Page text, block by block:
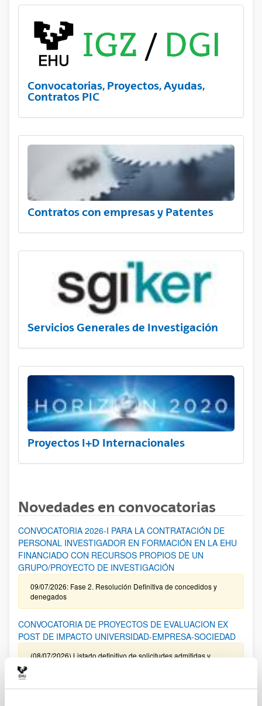
Convocatorias, Proyectos, Ayudas,
Contratos PIC
Contratos con empresas y Patentes
Servicios Generales de Investigación
Proyectos I+D Internacionales
Novedades en convocatorias
CONVOCATORIA 2026-I PARA LA CONTRATACIÓN DE
PERSONAL INVESTIGADOR EN FORMACIÓN EN LA EHU
FINANCIADO CON RECURSOS PROPIOS DE UN
GRUPO/PROYECTO DE INVESTIGACIÓN
09/07/2026: Fase 2. Resolución Definitiva de concedidos y
denegados
CONVOCATORIA DE PROYECTOS DE EVALUACION EX
POST DE IMPACTO UNIVERSIDAD-EMPRESA-SOCIEDAD
(08/07/2026) Listado definitivo de solicitudes admitidas y
ROSA MARIA VIVAR FUNDAZIOA First Global Call for